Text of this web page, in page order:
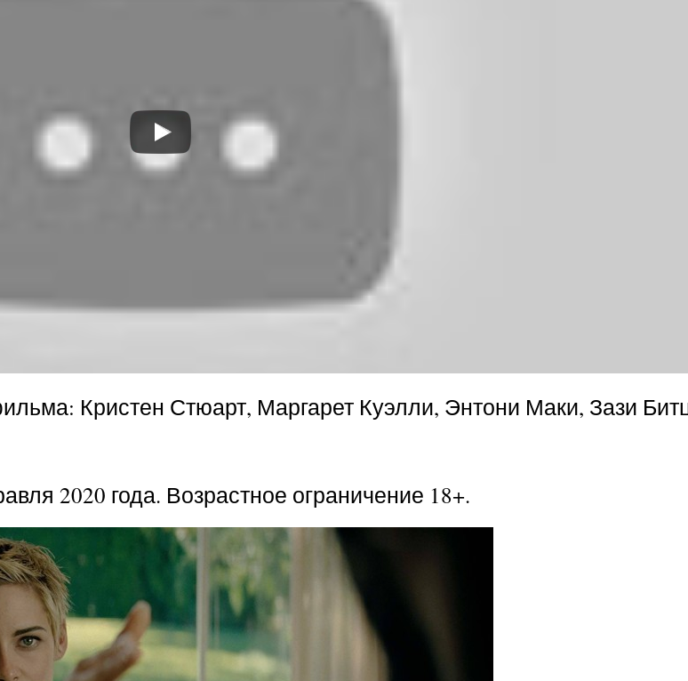
Кристен Стюарт, Маргарет Куэлли, Энтони Маки, Зази
2020 года. Возрастное ограничение 18+.